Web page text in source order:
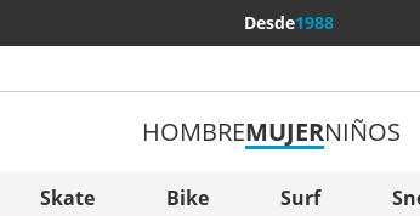
Desde1988
HOMBREMUJERNIÑOS
Skate Bike Surf